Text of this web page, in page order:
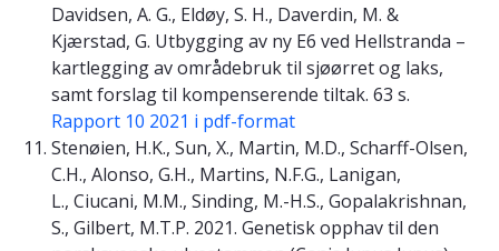
Davidsen, A. G., Eldøy, S. H., Daverdin, M. &
Kjærstad, G. Utbygging av ny E6 ved Hellstranda –
kartlegging av områdebruk til sjøørret og laks,
samt forslag til kompenserende tiltak. 63 s.
Rapport 10 2021 i pdf-format
Stenøien, H.K., Sun, X., Martin, M.D., Scharff-Olsen,
C.H., Alonso, G.H., Martins, N.F.G., Lanigan,
L., Ciucani, M.M., Sinding, M.-H.S., Gopalakrishnan,
S., Gilbert, M.T.P. 2021. Genetisk opphav til den